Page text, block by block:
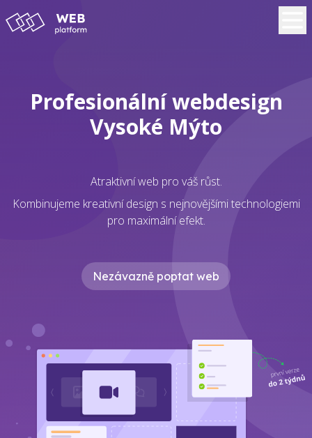
Profesionální webdesign
Vysoké Mýto
Atraktivní web pro váš růst.
Kombinujeme kreativní design s nejnovějšími technologiemi
pro maximální efekt.
Nezávazně poptat web